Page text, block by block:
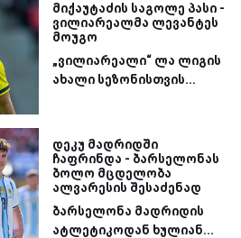
მიქაუტაძის საგოლე პასი -
ვილიარეალმა ლევანტეს
მოუგო
„ვილიარეალი“ ლა ლიგის
ახალი სეზონისთვის...
დეკუ მადრიდში
ჩაფრინდა - ბარსელონას
ბოლო მცდელობა
ალვარესის შესაძენად
ბარსელონა მადრიდის
ატლეტიკოდან ხულიან...